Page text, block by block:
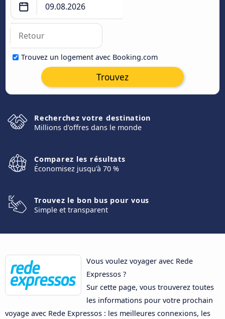
Trouvez un logement avec Booking.com
Trouvez
Recherchez votre destination
Millions d'offres dans le monde
Comparez les résultats
Économisez jusqu'à 70 %
Trouvez le bon bus pour vous
Simple et transparent
Vous voulez voyager avec Rede
Expressos ?
Sur cette page, vous trouverez toutes
les informations pour votre prochain
voyage avec Rede Expressos : les meilleures connexions, les